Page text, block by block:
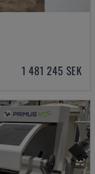
1 481 245 SEK